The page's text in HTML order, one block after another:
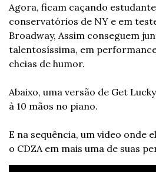
Agora, ficam caçando
conservatórios de NY e em
Broadway, Assim conseguem
talentosíssima, em
cheias de humor.
Abaixo, uma versão de Get
à 10 mãos no piano.
E na sequência, um video onde
o CDZA em mais uma de suas